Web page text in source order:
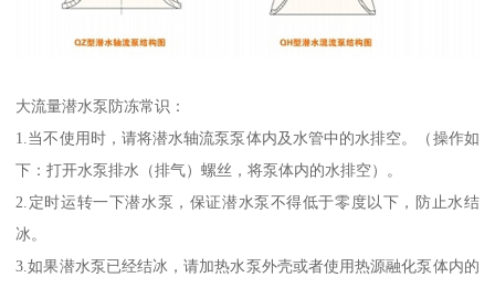
大流量潜水泵防冻常识：
1.当不使用时，请将潜水轴流泵泵体内及水管中的水排空。（操作如
下：打开水泵排水（排气）螺丝，将泵体内的水排空）。
2.定时运转一下潜水泵，保证潜水泵不得低于零度以下，防止水结
冰。
3.如果潜水泵已经结冰，请加热水泵外壳或者使用热源融化泵体内的